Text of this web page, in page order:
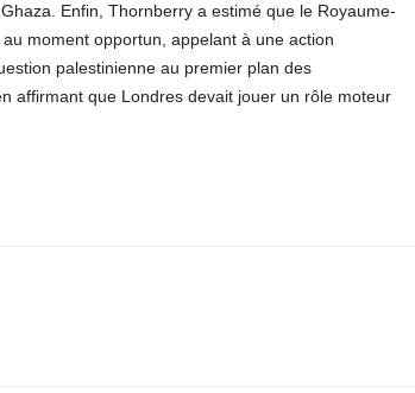
Enfin, Thornberry a estimé que le Royaume-
moment opportun, appelant à une action
palestinienne au premier plan des
affirmant que Londres devait jouer un rôle moteur